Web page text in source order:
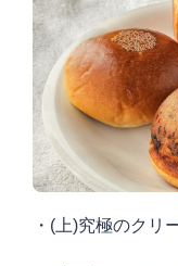
・(上)究極のク